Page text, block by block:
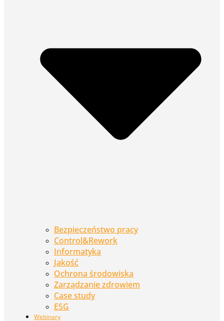
Bezpieczeństwo pracy
Control&Rework
Informatyka
Jakość
Ochrona środowiska
Zarządzanie zdrowiem
Case study
ESG
Webinary